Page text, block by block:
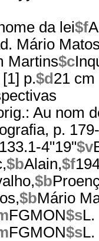
da lei$f
Mário
Martins$c
p.$d 21 cm
Au nom
p.
4"19"$v
$bAlain,$f
$b
$bMário
FGMON$sL.
FGMON$sL.